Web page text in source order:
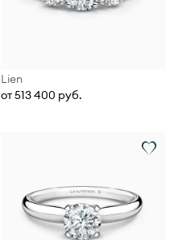
Lien
от 513 400 руб.